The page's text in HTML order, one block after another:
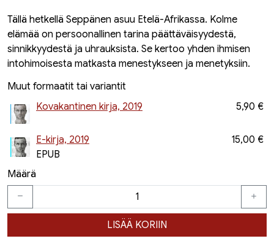
Tällä hetkellä Seppänen asuu Etelä-Afrikassa. Kolme
elämää on persoonallinen tarina päättäväisyydestä,
sinnikkyydestä ja uhrauksista. Se kertoo yhden ihmisen
intohimoisesta matkasta menestykseen ja menetyksiin.
Muut formaatit tai variantit
Kovakantinen kirja, 2019
5,90 €
E-kirja, 2019
EPUB
15,00 €
Määrä
LISÄÄ KORIIN